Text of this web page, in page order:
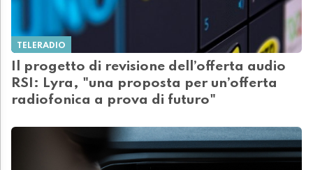
TELERADIO
Il progetto di revisione dell’offerta audio
RSI: Lyra, "una proposta per un’offerta
radiofonica a prova di futuro"